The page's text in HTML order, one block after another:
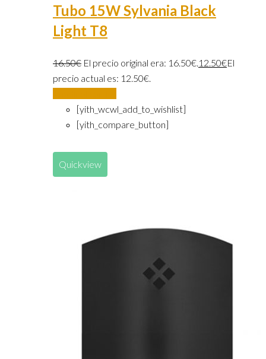
Tubo 15W Sylvania Black
Light T8
16.50€ El precio original era: 16.50€. 12.50€El
precio actual es: 12.50€.
[yith_wcwl_add_to_wishlist]
[yith_compare_button]
Quickview